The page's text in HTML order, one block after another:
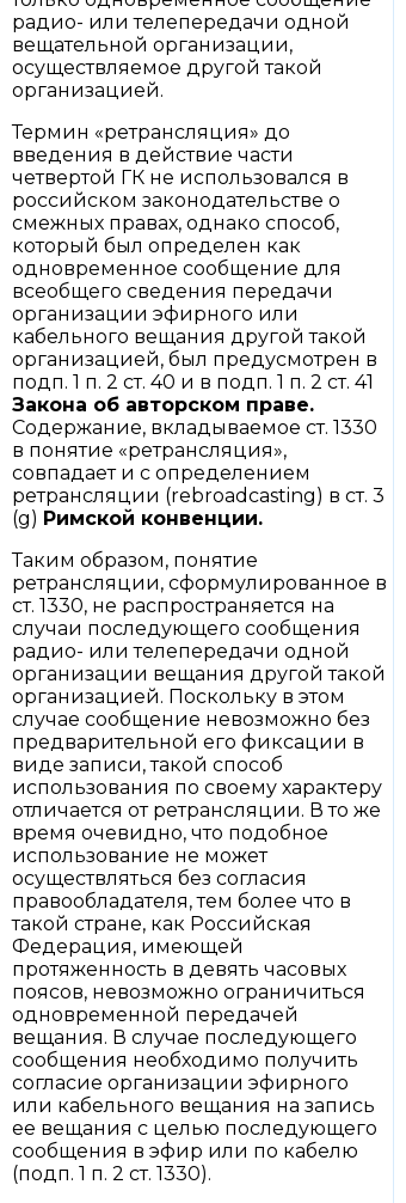
радио- или телепередачи одной
вещательной организации,
осуществляемое другой такой
организацией.
Термин «ретрансляция» до
введения в действие части
четвертой ГК не использовался в
российском законодательстве о
смежных правах, однако способ,
который был определен как
одновременное сообщение для
всеобщего сведения передачи
организации эфирного или
кабельного вещания другой такой
организацией, был предусмотрен в
подп. 1 п. 2 ст. 40 и в подп. 1 п. 2 ст. 41
Закона об авторском праве.
Содержание, вкладываемое ст. 1330
в понятие «ретрансляция»,
совпадает и с определением
ретрансляции (rebroadcasting) в ст. 3
(g) Римской конвенции.
Таким образом, понятие
ретрансляции, сформулированное в
ст. 1330, не распространяется на
случаи последующего сообщения
радио- или телепередачи одной
организации вещания другой такой
организацией. Поскольку в этом
случае сообщение невозможно без
предварительной его фиксации в
виде записи, такой способ
использования по своему характеру
отличается от ретрансляции. В то же
время очевидно, что подобное
использование не может
осуществляться без согласия
правообладателя, тем более что в
такой стране, как Российская
Федерация, имеющей
протяженность в девять часовых
поясов, невозможно ограничиться
одновременной передачей
вещания. В случае последующего
сообщения необходимо получить
согласие организации эфирного
или кабельного вещания на запись
ее вещания с целью последующего
сообщения в эфир или по кабелю
(подп. 1 п. 2 ст. 1330).